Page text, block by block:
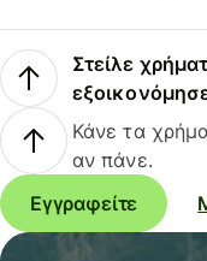
Στείλε
Κάνε τα
αν πάνε.
Εγγραφείτε